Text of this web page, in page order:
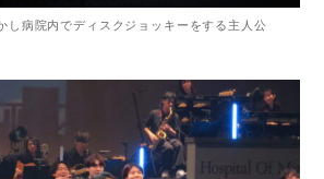
し病院内でディスクジョッキーをする主人公